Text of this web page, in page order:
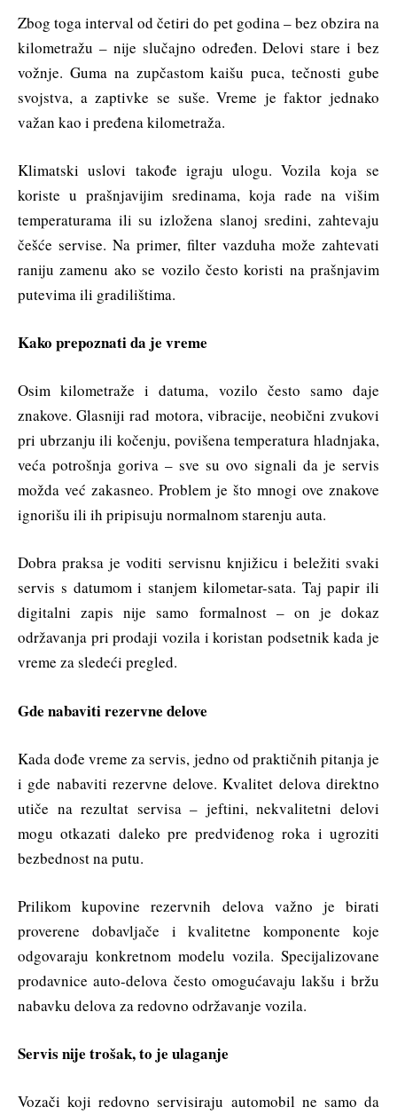
Zbog toga interval od četiri do pet godina – bez obzira na
kilometražu – nije slučajno određen. Delovi stare i bez
vožnje. Guma na zupčastom kaišu puca, tečnosti gube
svojstva, a zaptivke se suše. Vreme je faktor jednako
važan kao i pređena kilometraža.
Klimatski uslovi takođe igraju ulogu. Vozila koja se
koriste u prašnjavijim sredinama, koja rade na višim
temperaturama ili su izložena slanoj sredini, zahtevaju
češće servise. Na primer, filter vazduha može zahtevati
raniju zamenu ako se vozilo često koristi na prašnjavim
putevima ili gradilištima.
Kako prepoznati da je vreme
Osim kilometraže i datuma, vozilo često samo daje
znakove. Glasniji rad motora, vibracije, neobični zvukovi
pri ubrzanju ili kočenju, povišena temperatura hladnjaka,
veća potrošnja goriva – sve su ovo signali da je servis
možda već zakasneo. Problem je što mnogi ove znakove
ignorišu ili ih pripisuju normalnom starenju auta.
Dobra praksa je voditi servisnu knjižicu i beležiti svaki
servis s datumom i stanjem kilometar-sata. Taj papir ili
digitalni zapis nije samo formalnost – on je dokaz
održavanja pri prodaji vozila i koristan podsetnik kada je
vreme za sledeći pregled.
Gde nabaviti rezervne delove
Kada dođe vreme za servis, jedno od praktičnih pitanja je
i gde nabaviti rezervne delove. Kvalitet delova direktno
utiče na rezultat servisa – jeftini, nekvalitetni delovi
mogu otkazati daleko pre predviđenog roka i ugroziti
bezbednost na putu.
Prilikom kupovine rezervnih delova važno je birati
proverene dobavljače i kvalitetne komponente koje
odgovaraju konkretnom modelu vozila. Specijalizovane
prodavnice auto-delova često omogućavaju lakšu i bržu
nabavku delova za redovno održavanje vozila.
Servis nije trošak, to je ulaganje
Vozači koji redovno servisiraju automobil ne samo da